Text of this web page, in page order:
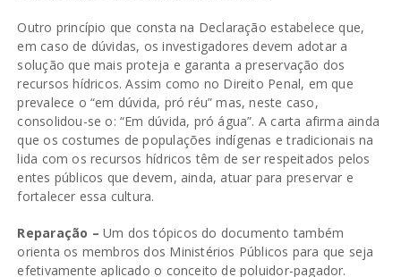
Outro princípio que consta na Declaração estabelece que,
em caso de dúvidas, os investigadores devem adotar a
solução que mais proteja e garanta a preservação dos
recursos hídricos. Assim como no Direito Penal, em que
prevalece o “em dúvida, pró réu” mas, neste caso,
consolidou-se o: “Em dúvida, pró água”. A carta afirma ainda
que os costumes de populações indígenas e tradicionais na
lida com os recursos hídricos têm de ser respeitados pelos
entes públicos que devem, ainda, atuar para preservar e
fortalecer essa cultura.
Reparação –Um dos tópicos do documento também
orienta os membros dos Ministérios Públicos para que seja
efetivamente aplicado o conceito de poluidor-pagador.